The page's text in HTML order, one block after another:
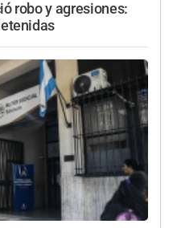
robo y agresiones: